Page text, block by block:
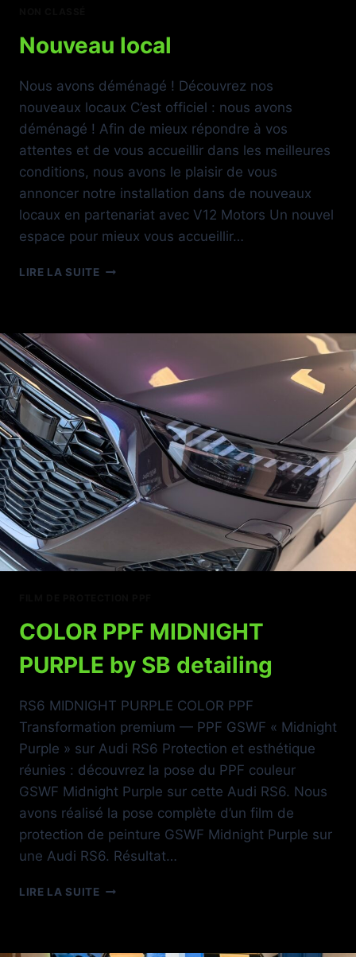
Nouveau local
Nous avons déménagé ! Découvrez nos
nouveaux locaux C’est officiel : nous avons
déménagé ! Afin de mieux répondre à vos
attentes et de vous accueillir dans les meilleures
conditions, nous avons le plaisir de vous
annoncer notre installation dans de nouveaux
locaux en partenariat avec V12 Motors Un nouvel
espace pour mieux vous accueillir…
LIRE LA SUITENOUVEAU
COLOR PPF MIDNIGHT
PURPLE by SB detailing
RS6 MIDNIGHT PURPLE COLOR PPF
Transformation premium — PPF GSWF « Midnight
Purple » sur Audi RS6 Protection et esthétique
réunies : découvrez la pose du PPF couleur
GSWF Midnight Purple sur cette Audi RS6. Nous
avons réalisé la pose complète d’un film de
protection de peinture GSWF Midnight Purple sur
une Audi RS6. Résultat…
LIRE LA SUITECOLOR